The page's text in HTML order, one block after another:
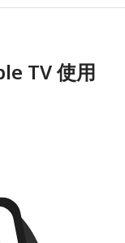
TV 使用